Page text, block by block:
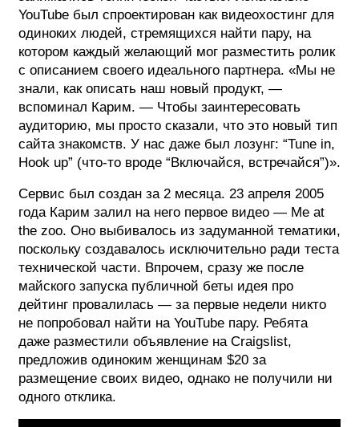
YouTube был спроектирован как видеохостинг для
одиноких людей, стремящихся найти пару, на
котором каждый желающий мог разместить ролик
с описанием своего идеального партнера. «Мы не
знали, как описать наш новый продукт, —
вспоминал Карим. — Чтобы заинтересовать
аудиторию, мы просто сказали, что это новый тип
сайта знакомств. У нас даже был лозунг: “Tune in,
Hook up” (что-то вроде “Включайся, встречайся”)».
Сервис был создан за 2 месяца. 23 апреля 2005
года Карим залил на него первое видео — Me at
the zoo. Оно выбивалось из задуманной тематики,
поскольку создавалось исключительно ради теста
технической части. Впрочем, сразу же после
майского запуска публичной беты идея про
дейтинг провалилась — за первые недели никто
не попробовал найти на YouTube пару. Ребята
даже разместили объявление на Craigslist,
предложив одиноким женщинам $20 за
размещение своих видео, однако не получили ни
одного отклика.